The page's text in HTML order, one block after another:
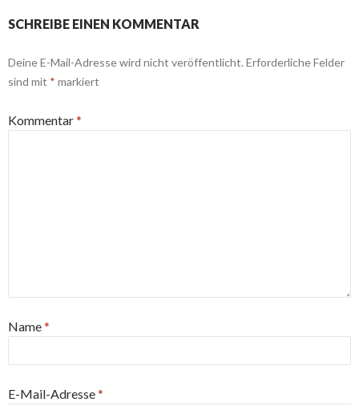
SCHREIBE EINEN KOMMENTAR
Deine E-Mail-Adresse wird nicht veröffentlicht. Erforderliche Felder
sind mit * markiert
Kommentar*
Name*
E-Mail-Adresse*